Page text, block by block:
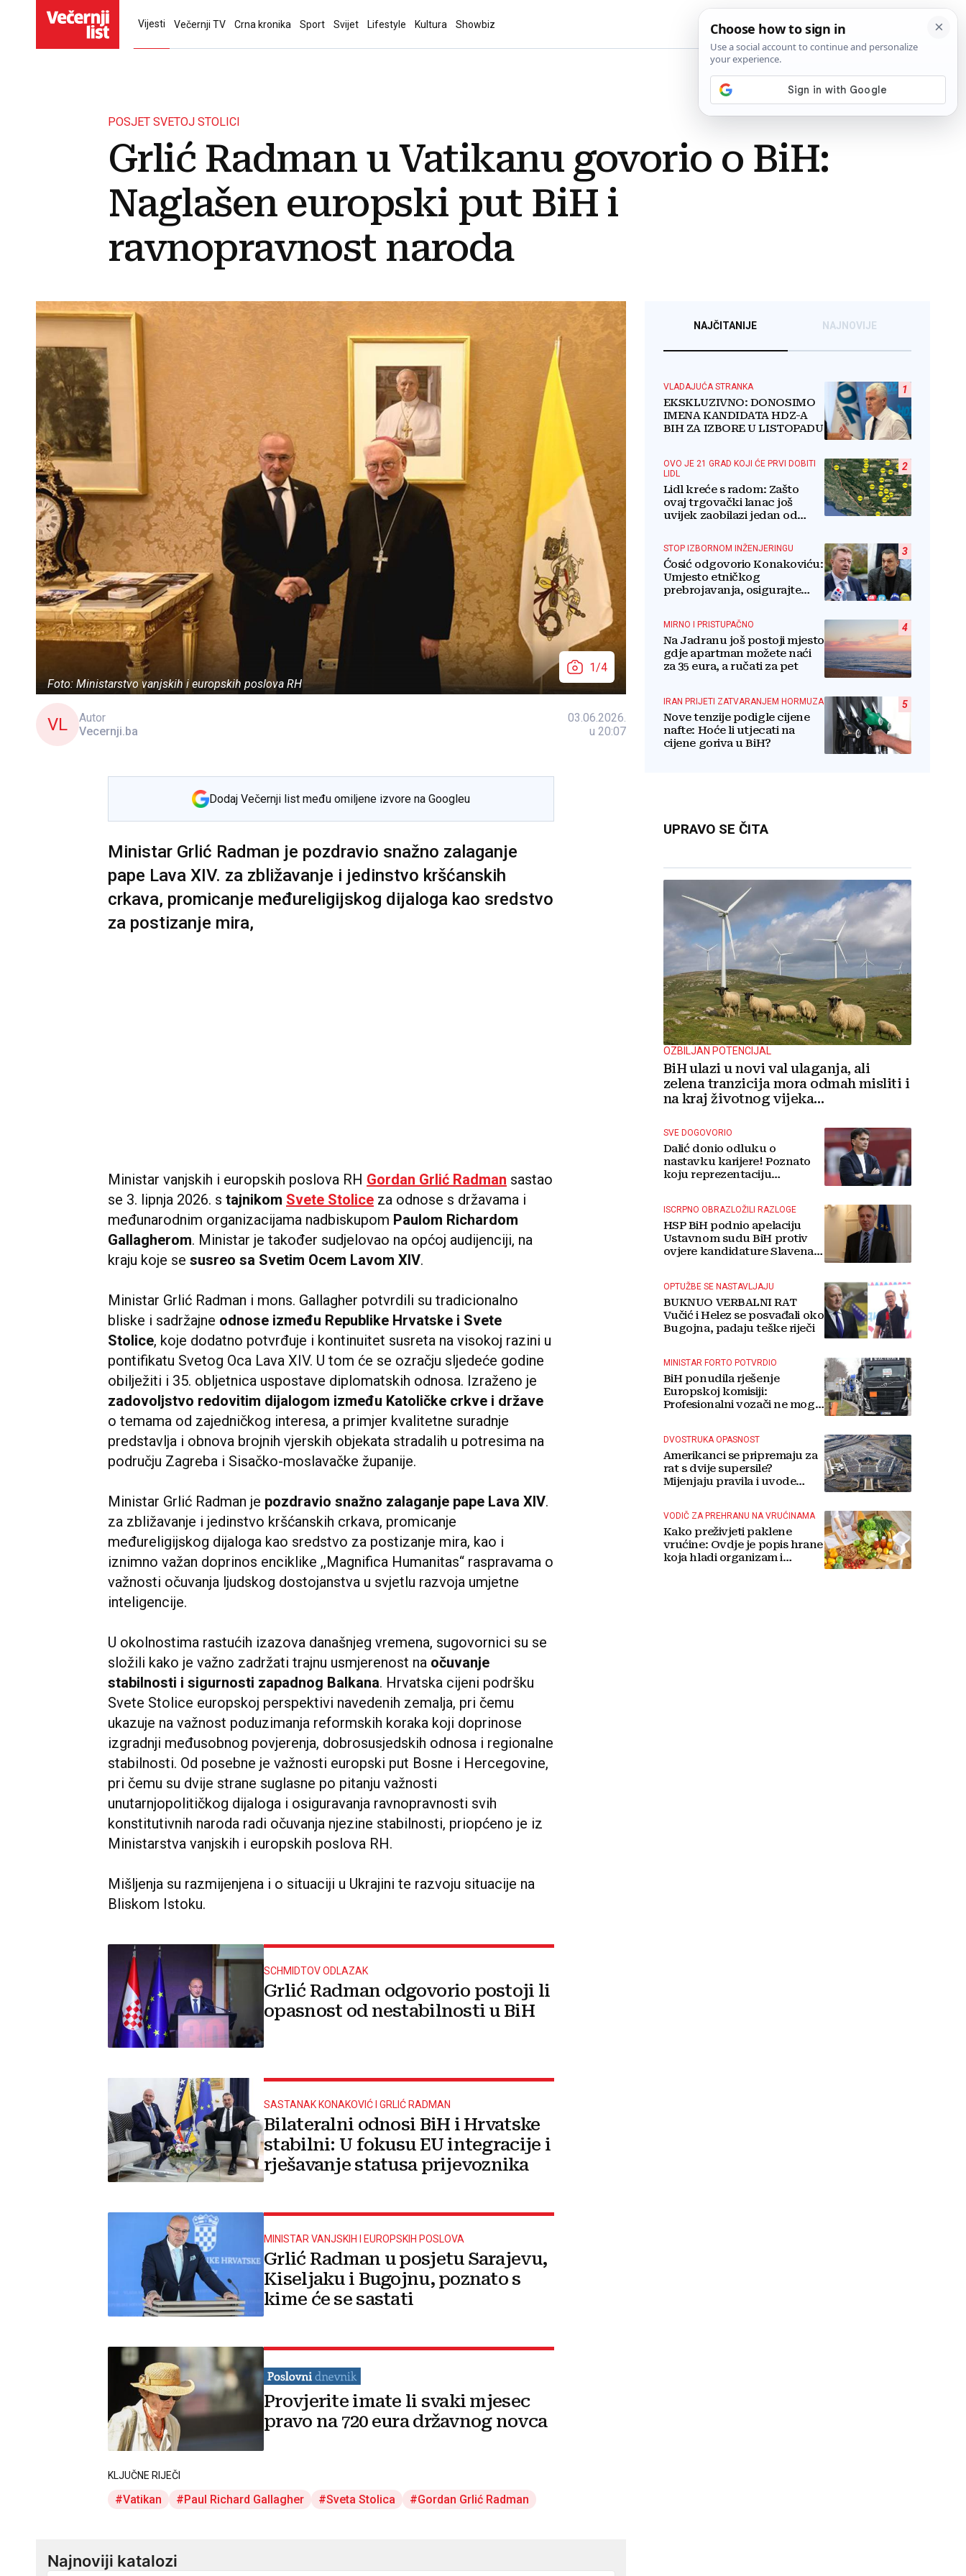
Vijesti Večernji TV Crna kronika Sport Svijet Lifestyle Kultura Showbiz
POSJET SVETOJ STOLICI
Grlić Radman u Vatikanu govorio o BiH:
Naglašen europski put BiH i
ravnopravnost naroda
Foto: Ministarstvo vanjskih i europskih poslova RH
1/4
VL
Autor
Vecernji.ba
03.06.2026.
u 20:07
Dodaj Večernji list među omiljene izvore na Googleu
Ministar Grlić Radman je pozdravio snažno zalaganje
pape Lava XIV. za zbližavanje i jedinstvo kršćanskih
crkava, promicanje međureligijskog dijaloga kao sredstvo
za postizanje mira,
Ministar vanjskih i europskih poslova RH Gordan Grlić Radman sastao
se 3. lipnja 2026. s tajnikom Svete Stolice za odnose s državama i
međunarodnim organizacijama nadbiskupom Paulom Richardom
Gallagherom. Ministar je također sudjelovao na općoj audijenciji, na
kraju koje se susreo sa Svetim Ocem Lavom XIV.
Ministar Grlić Radman i mons. Gallagher potvrdili su tradicionalno
bliske i sadržajne odnose između Republike Hrvatske i Svete
Stolice, koje dodatno potvrđuje i kontinuitet susreta na visokoj razini u
pontifikatu Svetog Oca Lava XIV. U tom će se ozračju sljedeće godine
obilježiti i 35. obljetnica uspostave diplomatskih odnosa. Izraženo je
zadovoljstvo redovitim dijalogom između Katoličke crkve i države
o temama od zajedničkog interesa, a primjer kvalitetne suradnje
predstavlja i obnova brojnih vjerskih objekata stradalih u potresima na
području Zagreba i Sisačko-moslavačke županije.
Ministar Grlić Radman je pozdravio snažno zalaganje pape Lava XIV.
za zbližavanje i jedinstvo kršćanskih crkava, promicanje
međureligijskog dijaloga kao sredstvo za postizanje mira, kao i
iznimno važan doprinos enciklike ,,Magnifica Humanitas“ raspravama o
važnosti očuvanja ljudskog dostojanstva u svjetlu razvoja umjetne
inteligencije.
U okolnostima rastućih izazova današnjeg vremena, sugovornici su se
složili kako je važno zadržati trajnu usmjerenost na očuvanje
stabilnosti i sigurnosti zapadnog Balkana. Hrvatska cijeni podršku
Svete Stolice europskoj perspektivi navedenih zemalja, pri čemu
ukazuje na važnost poduzimanja reformskih koraka koji doprinose
izgradnji međusobnog povjerenja, dobrosusjedskih odnosa i regionalne
stabilnosti. Od posebne je važnosti europski put Bosne i Hercegovine,
pri čemu su dvije strane suglasne po pitanju važnosti
unutarnjopolitičkog dijaloga i osiguravanja ravnopravnosti svih
konstitutivnih naroda radi očuvanja njezine stabilnosti, priopćeno je iz
Ministarstva vanjskih i europskih poslova RH.
Mišljenja su razmijenjena i o situaciji u Ukrajini te razvoju situacije na
Bliskom Istoku.
SCHMIDTOV ODLAZAK
Grlić Radman odgovorio postoji li
opasnost od nestabilnosti u BiH
SASTANAK KONAKOVIĆ I GRLIĆ RADMAN
Bilateralni odnosi BiH i Hrvatske
stabilni: U fokusu EU integracije i
rješavanje statusa prijevoznika
MINISTAR VANJSKIH I EUROPSKIH POSLOVA
Grlić Radman u posjetu Sarajevu,
Kiseljaku i Bugojnu, poznato s
kime će se sastati
Provjerite imate li svaki mjesec
pravo na 720 eura državnog novca
KLJUČNE RIJEČI
Vatikan Paul Richard Gallagher Sveta Stolica Gordan Grlić Radman
NAJČITANIJE NAJNOVIJE
1
VLADAJUĆA STRANKA
EKSKLUZIVNO: DONOSIMO
IMENA KANDIDATA HDZ-A
BIH ZA IZBORE U LISTOPADU
2
OVO JE 21 GRAD KOJI ĆE PRVI DOBITI
LIDL
Lidl kreće s radom: Zašto
ovaj trgovački lanac još
uvijek zaobilazi jedan od
3
STOP IZBORNOM INŽENJERINGU
Ćosić odgovorio Konakoviću:
Umjesto etničkog
prebrojavanja, osigurajte
4
MIRNO I PRISTUPAČNO
Na Jadranu još postoji mjesto
gdje apartman možete naći
za 35 eura, a ručati za pet
5
IRAN PRIJETI ZATVARANJEM HORMUZA
Nove tenzije podigle cijene
nafte: Hoće li utjecati na
cijene goriva u BiH?
UPRAVO SE ČITA
OZBILJAN POTENCIJAL
BiH ulazi u novi val ulaganja, ali
zelena tranzicija mora odmah misliti i
na kraj životnog vijeka
SVE DOGOVORIO
Dalić donio odluku o
nastavku karijere! Poznato
koju reprezentaciju
ISCRPNO OBRAZLOŽILI RAZLOGE
HSP BiH podnio apelaciju
Ustavnom sudu BiH protiv
ovjere kandidature Slavena
OPTUŽBE SE NASTAVLJAJU
BUKNUO VERBALNI RAT
Vučić i Helez se posvađali oko
Bugojna, padaju teške riječi
MINISTAR FORTO POTVRDIO
BiH ponudila rješenje
Europskoj komisiji:
Profesionalni vozači ne mogu
DVOSTRUKA OPASNOST
Amerikanci se pripremaju za
rat s dvije supersile?
Mijenjaju pravila i uvode
VODIČ ZA PREHRANU NA VRUĆINAMA
Kako preživjeti paklene
vrućine: Ovdje je popis hrane
koja hladi organizam i